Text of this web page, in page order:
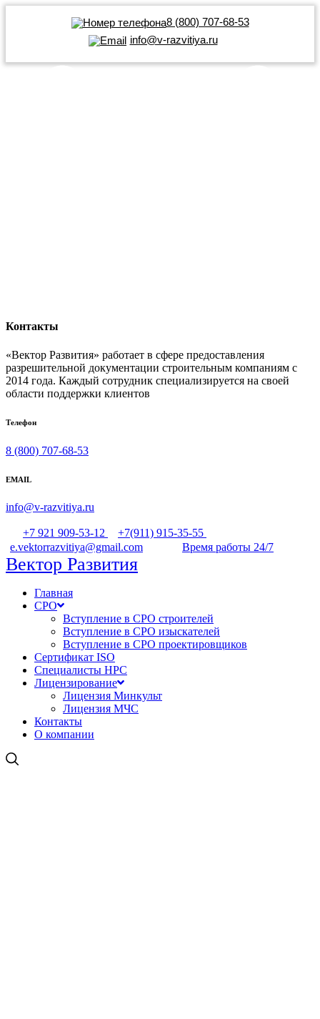
8 (800) 707-68-53
info@v-razvitiya.ru
Контакты
«Вектор Развития» работает в сфере предоставления
разрешительной документации строительным компаниям с
2014 года. Каждый сотрудник специализируется на своей
области поддержки клиентов
Телефон
8 (800) 707-68-53
EMAIL
info@v-razvitiya.ru
+7 921 909-53-12
+7(911) 915-35-55
e.vektorrazvitiya@gmail.com
Время работы 24/7
Вектор Развития
Главная
СРО
Вступление в СРО строителей
Вступление в СРО изыскателей
Вступление в СРО проектировщиков
Сертификат ISO
Специалисты НРС
Лицензирование
Лицензия Минкульт
Лицензия МЧС
Контакты
О компании